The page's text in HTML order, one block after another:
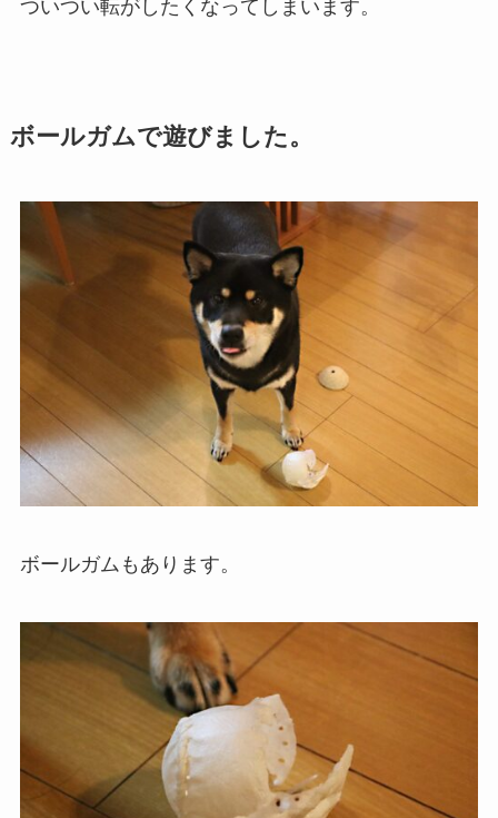
ついつい転がしたくなってしまいます。
ボールガムで遊びました。
ボールガムもあります。